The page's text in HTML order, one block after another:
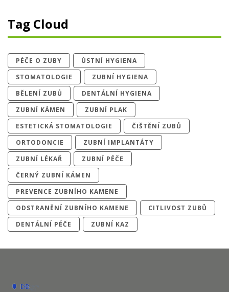
Tag Cloud
PÉČE O ZUBY
ÚSTNÍ HYGIENA
STOMATOLOGIE
ZUBNÍ HYGIENA
BĚLENÍ ZUBŮ
DENTÁLNÍ HYGIENA
ZUBNÍ KÁMEN
ZUBNÍ PLAK
ESTETICKÁ STOMATOLOGIE
ČIŠTĚNÍ ZUBŮ
ORTODONCIE
ZUBNÍ IMPLANTÁTY
ZUBNÍ LÉKAŘ
ZUBNÍ PÉČE
ČERNÝ ZUBNÍ KÁMEN
PREVENCE ZUBNÍHO KAMENE
ODSTRANĚNÍ ZUBNÍHO KAMENE
CITLIVOST ZUBŮ
DENTÁLNÍ PÉČE
ZUBNÍ KAZ